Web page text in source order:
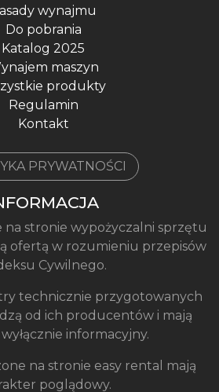
wynajmu
Do pobrania
Katalog 2025
maszyn
produkty
Regulamin
Kontakt
PRYWATNOŚCI
na stronie wypożyczalni sprzętu
ofertą w rozumieniu przepisów
Cywilnego.
technicznie przygotowanych
od ich producentów i mają
informacyjny.
na stronie easy rental mają
poglądowy.